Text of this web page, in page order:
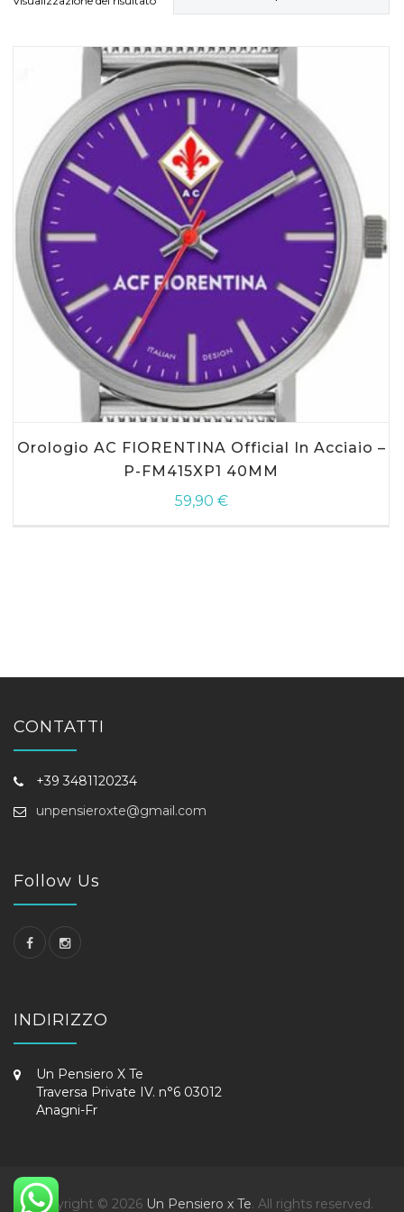
Orologio AC FIORENTINA Official In Acciaio –
P-FM415XP1 40MM
59,90 €
CONTATTI
+39 3481120234
unpensieroxte@gmail.com
Follow Us
INDIRIZZO
Un Pensiero X Te
Traversa Private IV. n°6 03012
Anagni-Fr
Copyright © 2026 Un Pensiero x Te. All rights reserved.